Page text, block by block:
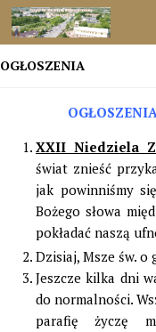
Przejdź do treści
OGŁOSZENIA
XXII Niedziela
świat znieść
jak powinniśmy
Bożego słowa
pokładać naszą
Dzisiaj, Msze św. o
Jeszcze kilka dni
do normalności.
parafię życzę